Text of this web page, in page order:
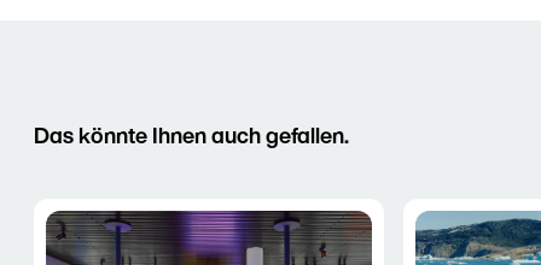
Das könnte Ihnen auch gefallen.